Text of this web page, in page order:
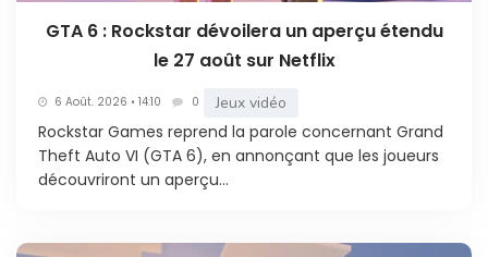
GTA 6 : Rockstar dévoilera un aperçu étendu
le 27 août sur Netflix
6 Août. 2026 • 14:10 0 Jeux vidéo
Rockstar Games reprend la parole concernant Grand
Theft Auto VI (GTA 6), en annonçant que les joueurs
découvriront un aperçu...